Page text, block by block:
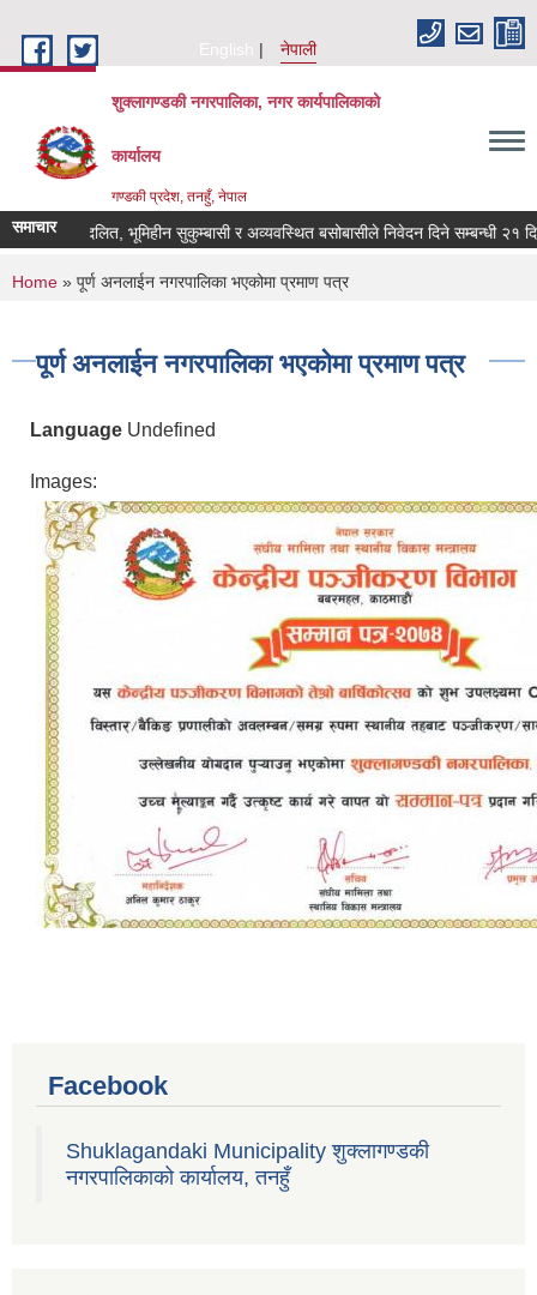
English
नेपाली
शुक्लागण्डकी नगरपालिका, नगर कार्यपालिकाको
कार्यालय
गण्डकी प्रदेश, तनहुँ, नेपाल
समाचार
भूमिहीन दलित, भूमिहीन सुकुम्बासी र अव्यवस्थित बसोबासीले निवेदन दिने सम्बन्धी २१
You are here
Home » पूर्ण अनलाईन नगरपालिका भएकोमा प्रमाण पत्र
पूर्ण अनलाईन नगरपालिका भएकोमा प्रमाण पत्र
Language Undefined
Images:
Facebook
Shuklagandaki Municipality शुक्लागण्डकी
नगरपालिकाको कार्यालय, तनहुँ